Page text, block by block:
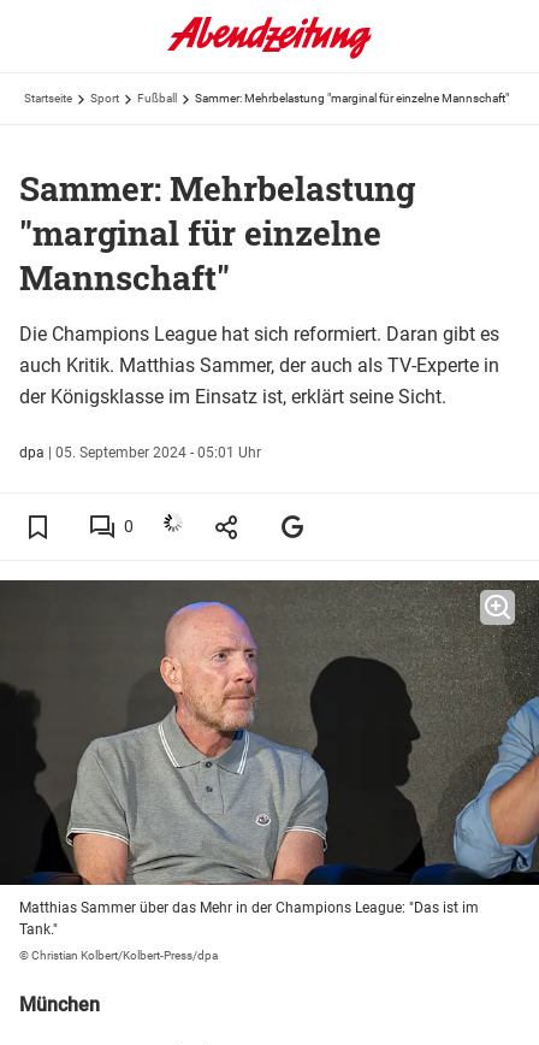
Startseite Sport Fußball Sammer: Mehrbelastung "marginal für einzelne Mannschaft"
Sammer: Mehrbelastung
"marginal für einzelne
Mannschaft"
Die Champions League hat sich reformiert. Daran gibt es
auch Kritik. Matthias Sammer, der auch als TV-Experte in
der Königsklasse im Einsatz ist, erklärt seine Sicht.
dpa | 05. September 2024 - 05:01 Uhr
0
Matthias Sammer über das Mehr in der Champions League: "Das ist im
Tank."
© Christian Kolbert/Kolbert-Press/dpa
München